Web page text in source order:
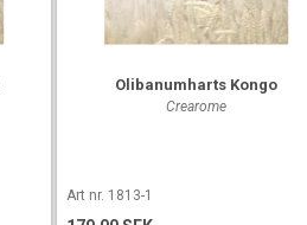
Olibanumharts Kongo
Crearome
Art nr. 1813-1